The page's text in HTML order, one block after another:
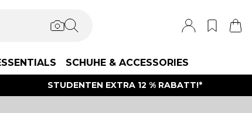
SCHUHE & ACCESSORIES
STUDENTEN EXTRA 12 % RABATT!*